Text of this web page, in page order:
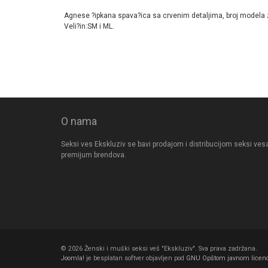
Agnese ?ipkana spava?ica sa crvenim detaljima, broj modela
Veli?in:SM i ML.
O nama
Seksi ves Ekskluziv se bavi prodajom i distribucijom seksi
premijum brendova.
© 2026 Ženski i muški seksi veš "Ekskluziv". Sva prava zadržana.
Joomla! je besplatan softver objavljen pod GNU Opštom javnom